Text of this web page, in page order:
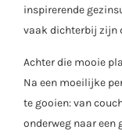
inspirerende
vaak dichterbij zijn
Achter die mooie
Na een moeilijke
te gooien: van
onderweg naar een